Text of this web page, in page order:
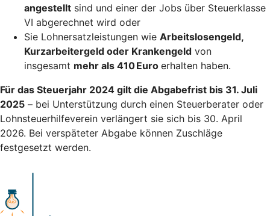
angestellt sind und einer der Jobs über Steuerklasse
VI abgerechnet wird oder
Sie Lohnersatzleistungen wie Arbeitslosengeld,
Kurzarbeitergeld oder Krankengeld von
insgesamt mehr als 410 Euro erhalten haben.
Für das Steuerjahr 2024 gilt die Abgabefrist bis 31. Juli
2025 – bei Unterstützung durch einen Steuerberater oder
Lohnsteuerhilfeverein verlängert sie sich bis 30. April
2026. Bei verspäteter Abgabe können Zuschläge
festgesetzt werden.